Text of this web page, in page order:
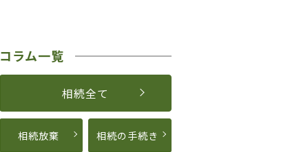
コラム一覧
相続全て
相続放棄 相続の手続き